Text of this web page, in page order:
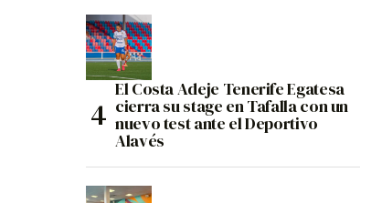
El Costa Adeje Tenerife Egatesa
cierra su stage en Tafalla con un
nuevo test ante el Deportivo
Alavés